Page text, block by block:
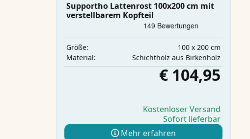
Supportho Lattenrost 100x200 cm mit
verstellbarem Kopfteil
Größe:
100 x 200 cm
Material:
Schichtholz aus Birkenholz
€ 104,95
Kostenloser Versand
Sofort lieferbar
Mehr erfahren